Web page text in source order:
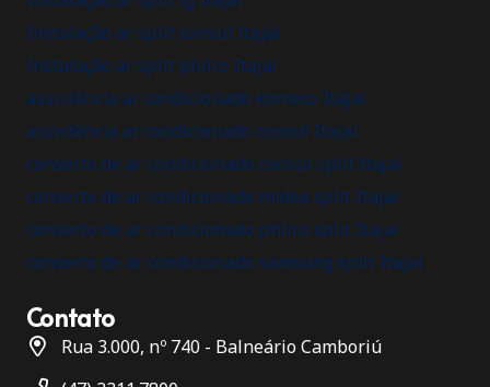
Instalação ar split consul Itajaí
Instalação ar split philco Itajaí
assistência ar condicionado komeco Itajaí
assistência ar condicionado consul Itajaí
conserto de ar condicionado consul split Itajaí
conserto de ar condicionado midea split Itajaí
conserto de ar condicionado philco split Itajaí
conserto de ar condicionado samsung split Itajaí
Contato
Rua 3.000, nº 740 - Balneário Camboriú